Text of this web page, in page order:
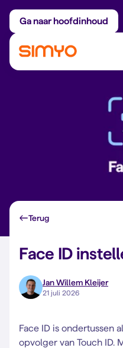
Ga naar hoofdinhoud
Maandelijks aanpasbaar
Terug
Face ID
Jan Willem Kleijer
21 juli 2026
Face ID is ondertussen
opvolger van Touch ID.